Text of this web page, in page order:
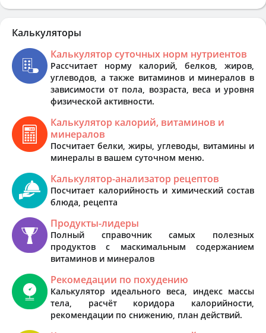
Калькуляторы
Калькулятор суточных норм нутриентов
Рассчитает норму калорий, белков, жиров,
углеводов, а также витаминов и минералов в
зависимости от пола, возраста, веса и уровня
физической активности.
Калькулятор калорий, витаминов и
минералов
Посчитает белки, жиры, углеводы, витамины и
минералы в вашем суточном меню.
Калькулятор-анализатор рецептов
Посчитает калорийность и химический состав
блюда, рецепта
Продукты-лидеры
Полный справочник самых полезных
продуктов с маскимальным содержанием
витаминов и минералов
Рекомедации по похудению
Калькулятор идеального веса, индекс массы
тела, расчёт коридора калорийности,
рекомендации по снижению, план действий.